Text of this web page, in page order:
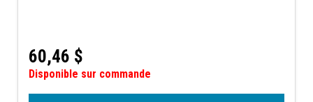
60,46 $
Disponible sur commande